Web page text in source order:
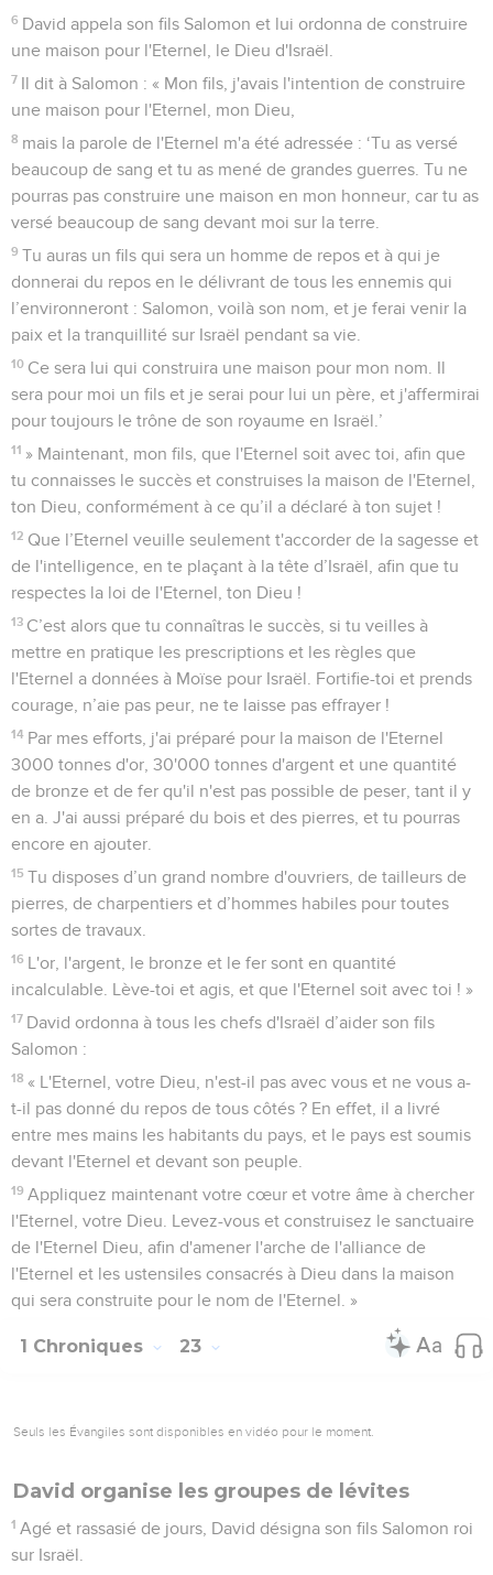
6 David appela son fils Salomon et lui ordonna de construire
une maison pour l'Eternel, le Dieu d'Israël.
7 Il dit à Salomon : « Mon fils, j'avais l'intention de construire
une maison pour l'Eternel, mon Dieu,
8 mais la parole de l'Eternel m'a été adressée : ‘Tu as versé
beaucoup de sang et tu as mené de grandes guerres. Tu ne
pourras pas construire une maison en mon honneur, car tu as
versé beaucoup de sang devant moi sur la terre.
9 Tu auras un fils qui sera un homme de repos et à qui je
donnerai du repos en le délivrant de tous les ennemis qui
l’environneront : Salomon, voilà son nom, et je ferai venir la
paix et la tranquillité sur Israël pendant sa vie.
10 Ce sera lui qui construira une maison pour mon nom. Il
sera pour moi un fils et je serai pour lui un père, et j'affermirai
pour toujours le trône de son royaume en Israël.’
11 » Maintenant, mon fils, que l'Eternel soit avec toi, afin que
tu connaisses le succès et construises la maison de l'Eternel,
ton Dieu, conformément à ce qu’il a déclaré à ton sujet !
12 Que l’Eternel veuille seulement t'accorder de la sagesse et
de l'intelligence, en te plaçant à la tête d’Israël, afin que tu
respectes la loi de l'Eternel, ton Dieu !
13 C’est alors que tu connaîtras le succès, si tu veilles à
mettre en pratique les prescriptions et les règles que
l'Eternel a données à Moïse pour Israël. Fortifie-toi et prends
courage, n’aie pas peur, ne te laisse pas effrayer !
14 Par mes efforts, j'ai préparé pour la maison de l'Eternel
3000 tonnes d'or, 30'000 tonnes d'argent et une quantité
de bronze et de fer qu'il n'est pas possible de peser, tant il y
en a. J'ai aussi préparé du bois et des pierres, et tu pourras
encore en ajouter.
15 Tu disposes d’un grand nombre d'ouvriers, de tailleurs de
pierres, de charpentiers et d’hommes habiles pour toutes
sortes de travaux.
16 L'or, l'argent, le bronze et le fer sont en quantité
incalculable. Lève-toi et agis, et que l'Eternel soit avec toi ! »
17 David ordonna à tous les chefs d'Israël d’aider son fils
Salomon :
18 « L'Eternel, votre Dieu, n'est-il pas avec vous et ne vous a-
t-il pas donné du repos de tous côtés ? En effet, il a livré
entre mes mains les habitants du pays, et le pays est soumis
devant l'Eternel et devant son peuple.
19 Appliquez maintenant votre cœur et votre âme à chercher
l'Eternel, votre Dieu. Levez-vous et construisez le sanctuaire
de l'Eternel Dieu, afin d'amener l'arche de l'alliance de
l'Eternel et les ustensiles consacrés à Dieu dans la maison
qui sera construite pour le nom de l'Eternel. »
1 Chroniques 23
Seuls les Évangiles sont disponibles en vidéo pour le moment.
David organise les groupes de lévites
1 Agé et rassasié de jours, David désigna son fils Salomon roi
sur Israël.